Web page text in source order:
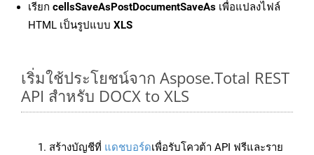
เรียก cellsSaveAsPostDocumentSaveAs เพื่อแปลงไฟล์
HTML เป็นรูปแบบ XLS
เริ่มใช้ประโยชน์จาก Aspose.Total REST
API สำหรับ DOCX to XLS
สร้างบัญชีที่ แดชบอร์ดเพื่อรับโควต้า API ฟรีและราย